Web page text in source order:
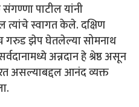
संगण्णा पाटील यांनी
त्यांचे स्वागत केले. दक्षिण
गरुड झेप घेतलेल्या सोमनाथ
अन्नदान हे श्रेष्ठ असून
असल्याबद्दल आनंद व्यक्त